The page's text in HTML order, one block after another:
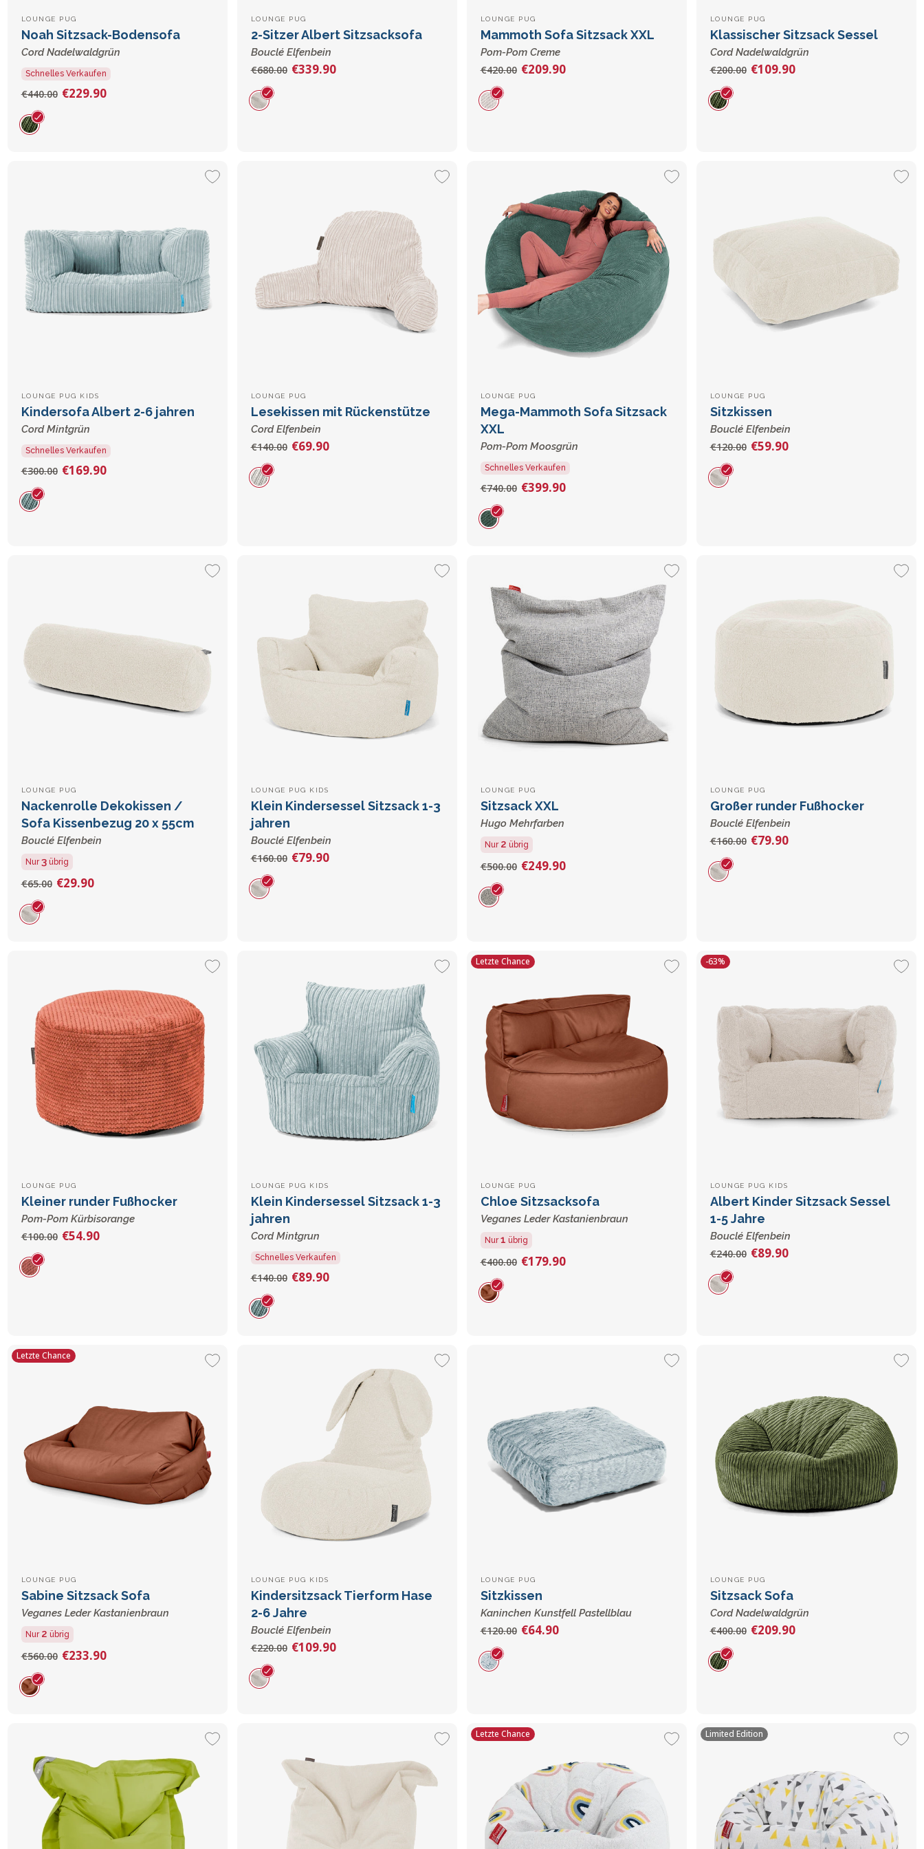
LOUNGE PUG
Noah Sitzsack-Bodensofa
Cord Nadelwaldgrün
Schnelles Verkaufen
€440.00 €229.90
LOUNGE PUG
2-Sitzer Albert Sitzsacksofa
Bouclé Elfenbein
€680.00 €339.90
LOUNGE PUG
Mammoth Sofa Sitzsack XXL
Pom-Pom Creme
€420.00 €209.90
LOUNGE PUG
Klassischer Sitzsack Sessel
Cord Nadelwaldgrün
€200.00 €109.90
LOUNGE PUG KIDS
Kindersofa Albert 2-6 jahren
Cord Mintgrün
Schnelles Verkaufen
€300.00 €169.90
LOUNGE PUG
Lesekissen mit Rückenstütze
Cord Elfenbein
€140.00 €69.90
LOUNGE PUG
Mega-Mammoth Sofa Sitzsack
XXL
Pom-Pom Moosgrün
Schnelles Verkaufen
€740.00 €399.90
LOUNGE PUG
Sitzkissen
Bouclé Elfenbein
€120.00 €59.90
LOUNGE PUG
Nackenrolle Dekokissen /
Sofa Kissenbezug 20 x 55cm
Bouclé Elfenbein
Nur3übrig
€65.00 €29.90
LOUNGE PUG KIDS
Klein Kindersessel Sitzsack 1-3
jahren
Bouclé Elfenbein
€160.00 €79.90
LOUNGE PUG
Sitzsack XXL
Hugo Mehrfarben
Nur 2 übrig
€500.00 €249.90
LOUNGE PUG
Großer runder Fußhocker
Bouclé Elfenbein
€160.00 €79.90
LOUNGE PUG
Kleiner runder Fußhocker
Pom-Pom Kürbisorange
€100.00 €54.90
LOUNGE PUG KIDS
Klein Kindersessel Sitzsack 1-3
jahren
Cord Mintgrun
Schnelles Verkaufen
€140.00 €89.90
Letzte Chance
LOUNGE PUG
Chloe Sitzsacksofa
Veganes Leder Kastanienbraun
Nur1 übrig
€400.00 €179.90
-63%
LOUNGE PUG KIDS
Albert Kinder Sitzsack Sessel
1-5 Jahre
Bouclé Elfenbein
€240.00 €89.90
Letzte Chance
LOUNGE PUG
Sabine Sitzsack Sofa
Veganes Leder Kastanienbraun
Nur 2 übrig
€560.00 €233.90
LOUNGE PUG KIDS
Kindersitzsack Tierform Hase
2-6 Jahre
Bouclé Elfenbein
€220.00 €109.90
LOUNGE PUG
Sitzkissen
Kaninchen Kunstfell Pastellblau
€120.00 €64.90
LOUNGE PUG
Sitzsack Sofa
Cord Nadelwaldgrün
€400.00 €209.90
Letzte Chance Limited Edition